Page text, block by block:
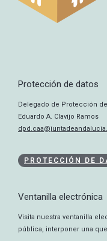
Protección de datos
Delegado de Protección
Eduardo A. Clavijo Ramos
PROTECCIÓN DE
Ventanilla electrónica
Visita nuestra ventanilla
pública, interponer una